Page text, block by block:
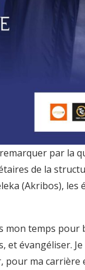
par la
de la
(Akribos),
mon temps
et évangéliser.
pour ma